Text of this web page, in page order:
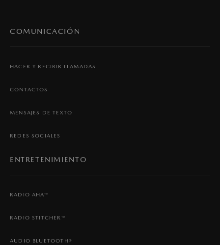
COMUNICACIÓN
HACER Y RECIBIR LLAMADAS
CONTACTOS
MENSAJES DE TEXTO
REDES SOCIALES
ENTRETENIMIENTO
RADIO AHA™
RADIO STITCHER™
AUDIO BLUETOOTH®